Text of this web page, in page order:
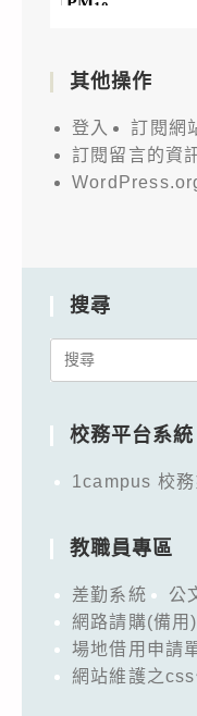
其他操作
登入
訂閱網
訂閱留言的資
搜尋
Search
校務平台系統
1campus 校務
教職員專區
差勤系統 公
網路請購(備用)
場地借用申請
網站維護之css